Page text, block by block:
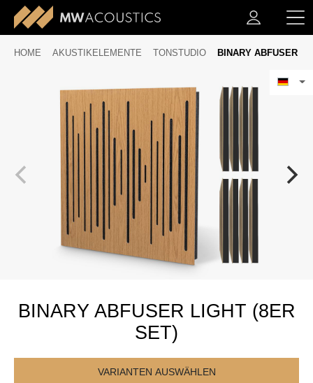
HOME AKUSTIKELEMENTE TONSTUDIO BINARY ABFUSER
BINARY ABFUSER LIGHT (8ER
SET)
VARIANTEN AUSWÄHLEN